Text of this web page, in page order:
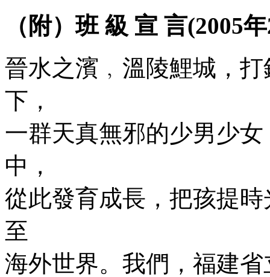
（附）班 級 宣 言(2005
晉水之濱﹐溫陵鯉城，
下，
一群天真無邪的少男少
中，
從此發育成長，把孩提
至
海外世界。我們，福建